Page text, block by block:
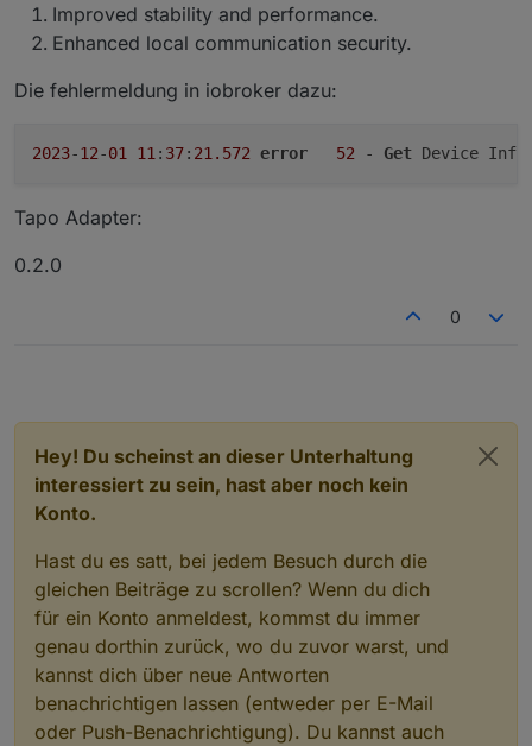
Improved stability and performance.
Enhanced local communication security.
Die fehlermeldung in iobroker dazu:
2023-12-01 11 : 37: 21.572 error 52 - Get
Tapo Adapter:
0.2.0
0
Hey! Du scheinst an dieser Unterhaltung
interessiert zu sein, hast aber noch kein
Konto.
Hast du es satt, bei jedem Besuch durch die
gleichen Beiträge zu scrollen? Wenn du dich
für ein Konto anmeldest, kommst du immer
genau dorthin zurück, wo du zuvor warst, und
kannst dich über neue Antworten
benachrichtigen lassen (entweder per E-Mail
oder Push-Benachrichtigung). Du kannst auch